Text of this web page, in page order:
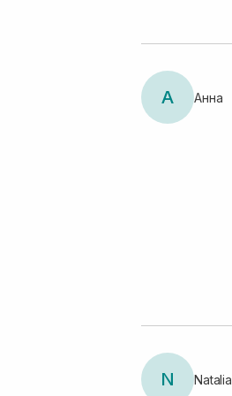
А Анна
N Natalia